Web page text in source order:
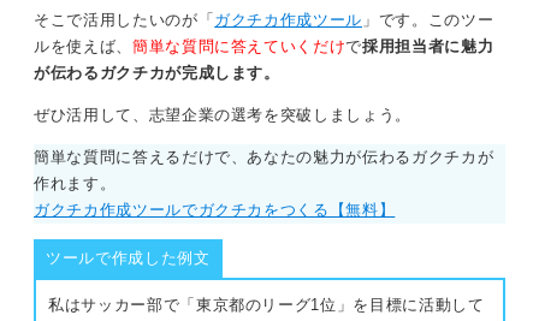
といった経験も、あなたの計画性や探求心を示す立派な
ガクチカになります。
ことにありますので、一度大学のキャリアセンターなど
に相談し、第三者の視点を借りながら自身の経験を深く
掘り下げてみることを強くお勧めします。
そこで活用したいのが「 ガクチカ作成ツール 」です。このツー
ルを使えば、 簡単な質問に答えていくだけで採用担当者に魅力
が伝わるガクチカが完成します。
ぜひ活用して、志望企業の選考を突破しましょう。
簡単な質問に答えるだけで、あなたの魅力が伝わるガクチカが
作れます。
ガクチカ作成ツールでガクチカをつくる【無料】
ツールで作成した例文
私はサッカー部で「東京都のリーグ1位」を目標に活動して